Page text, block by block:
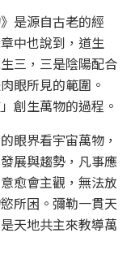
是源自古老的經
中也說到，道生
三，三是陰陽配合
眼所見的範圍。
創生萬物的過程。
眼界看宇宙萬物，
展與趨勢，凡事應
愈會主觀，無法放
所困。彌勒一貫天
天地共主來教導萬